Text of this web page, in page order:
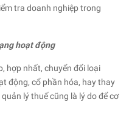
tra doanh nghiệp trong
hoạt động
hợp nhất, chuyển đổi loại
động, cổ phần hóa, hay thay
lý thuế cũng là lý do để cơ